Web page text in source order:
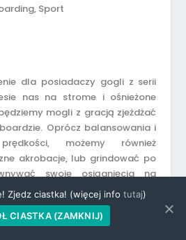
Sport
dla posiadaczy gogli z serii
nas na strome i ośnieżone
mogli z gracją zjeżdżać
Oprócz balansowania i
możemy również
akrobacje, lub grindować po
swoje osiągnięcia na
Zjedz ciastka! (więcej info tutaj)
CIASTKA (ZAMKNIJ)